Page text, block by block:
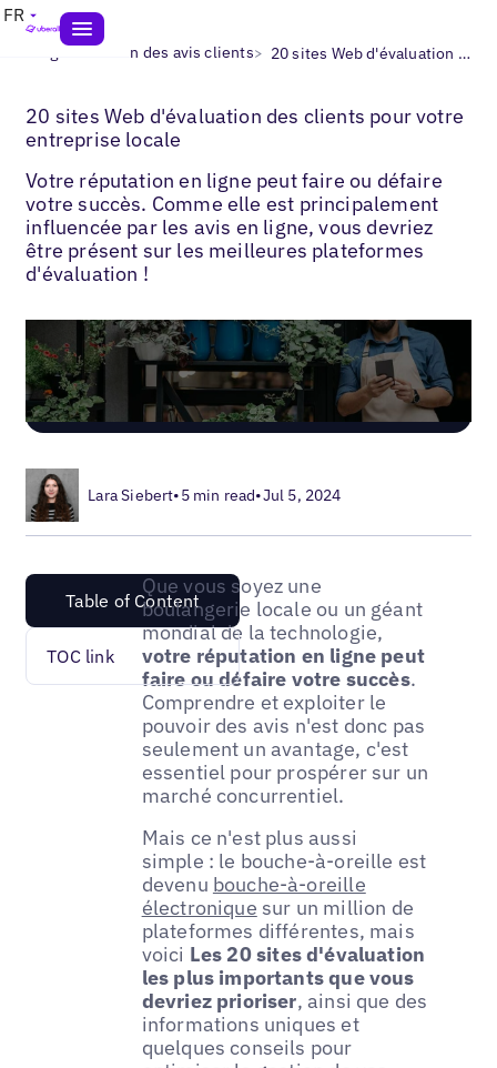
FR
Blogs> Gestion des avis clients> 20 sites Web d'évaluation des clients
20 sites Web d'évaluation des clients pour votre
entreprise locale
Votre réputation en ligne peut faire ou défaire
votre succès. Comme elle est principalement
influencée par les avis en ligne, vous devriez
être présent sur les meilleures plateformes
d'évaluation !
Lara Siebert•5 min read•Jul 5, 2024
Table of Content
TOC link
Que vous soyez une
boulangerie locale ou un géant
mondial de la technologie,
votre réputation en ligne peut
faire ou défaire votre succès.
Comprendre et exploiter le
pouvoir des avis n'est donc pas
seulement un avantage, c'est
essentiel pour prospérer sur un
marché concurrentiel.
Mais ce n'est plus aussi
simple : le bouche-à-oreille est
devenu bouche-à-oreille
électronique sur un million de
plateformes différentes, mais
voici Les 20 sites d'évaluation
les plus importants que vous
devriez prioriser, ainsi que des
informations uniques et
quelques conseils pour